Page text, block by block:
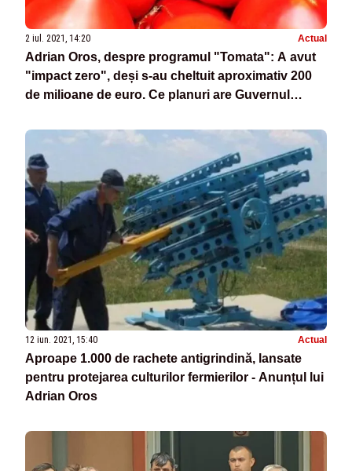
2 iul. 2021, 14:20 Actual
Adrian Oros, despre programul "Tomata": A avut
"impact zero", deși s-au cheltuit aproximativ 200
de milioane de euro. Ce planuri are Guvernul
12 iun. 2021, 15:40 Actual
Aproape 1.000 de rachete antigrindină, lansate
pentru protejarea culturilor fermierilor - Anunțul lui
Adrian Oros